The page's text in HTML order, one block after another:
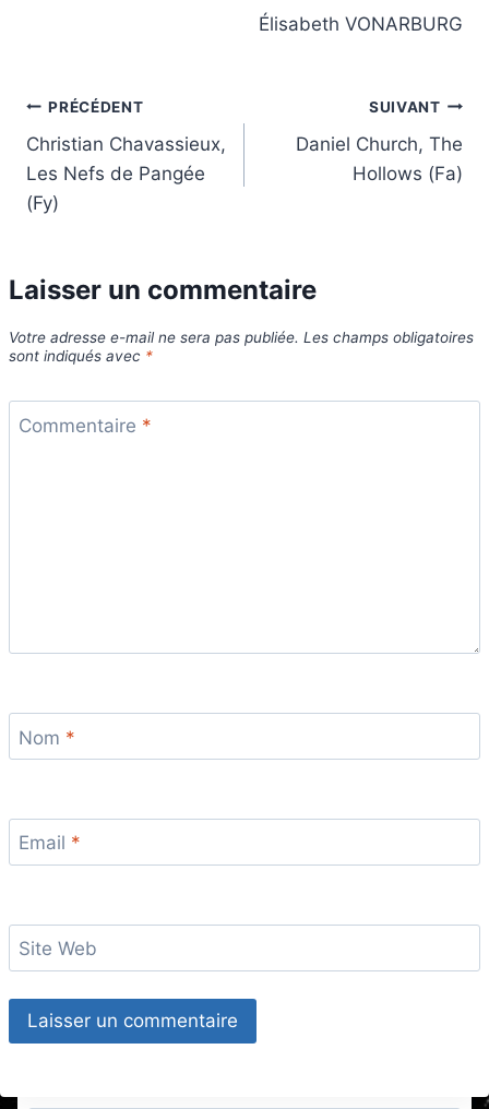
Élisabeth VONARBURG
Navigation
de
l’article
PRÉCÉDENT
Christian Chavassieux,
Les Nefs de Pangée
(Fy)
SUIVANT
Daniel Church, The
Hollows (Fa)
Laisser un commentaire
Votre adresse e-mail ne sera pas publiée. Les champs obligatoires
sont indiqués avec *
Commentaire *
Nom *
Email *
Site Web